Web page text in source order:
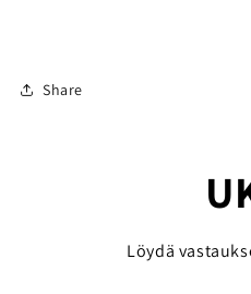
Share
Löydä